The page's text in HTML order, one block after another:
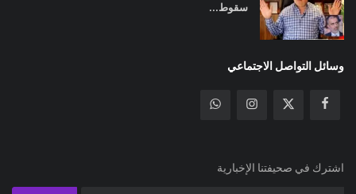
سقوط...
وسائل التواصل الاجتماعي
اشترك في صحيفتنا الإخبارية